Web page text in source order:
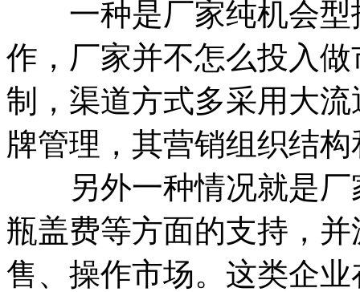
一种是厂家纯机会型
作，厂家并不怎么投入
制，渠道方式多采用大
牌管理，其营销组织结
另外一种情况就是厂
瓶盖费等方面的支持，
售、操作市场。这类企